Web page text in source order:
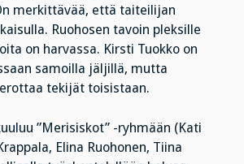
merkittävää, että taiteilijan
Ruohosen tavoin pleksille
on harvassa. Kirsti Tuokko on
samoilla jäljillä, mutta
tekijät toisistaan.
”Merisiskot” -ryhmään (Kati
Elina Ruohonen, Tiina